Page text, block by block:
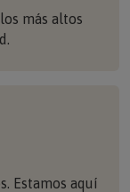
más altos
Estamos aquí